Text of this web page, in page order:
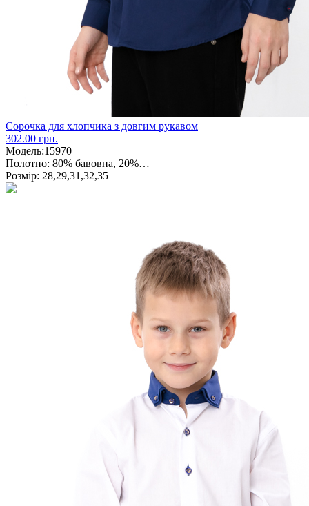
Сорочка для хлопчика з довгим рукавом
302.00 грн.
Модель:15970
Полотно: 80% бавовна, 20%…
Розмір: 28,29,31,32,35